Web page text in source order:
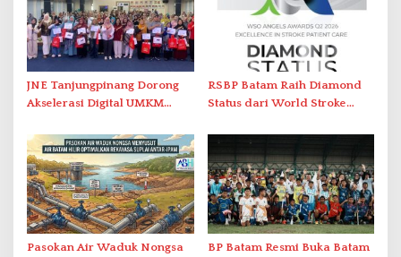
JNE Tanjungpinang Dorong
Akselerasi Digital UMKM
2026
RSBP Batam Raih Diamond
Status dari World Stroke
Berstandar Internasional
Pasokan Air Waduk Nongsa
BP Batam Resmi Buka Batam